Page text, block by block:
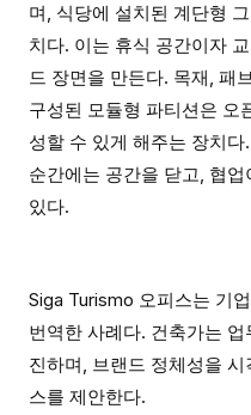
며, 식당에 설치된 계단형
치다. 이는 휴식 공간이자
드 장면을 만든다. 목재, 패
구성된 모듈형 파티션은 오
성할 수 있게 해주는 장치
순간에는 공간을 닫고, 협
있다.
Siga Turismo 오피스는 기
번역한 사례다. 건축가는
진하며, 브랜드 정체성을
스를 제안한다.